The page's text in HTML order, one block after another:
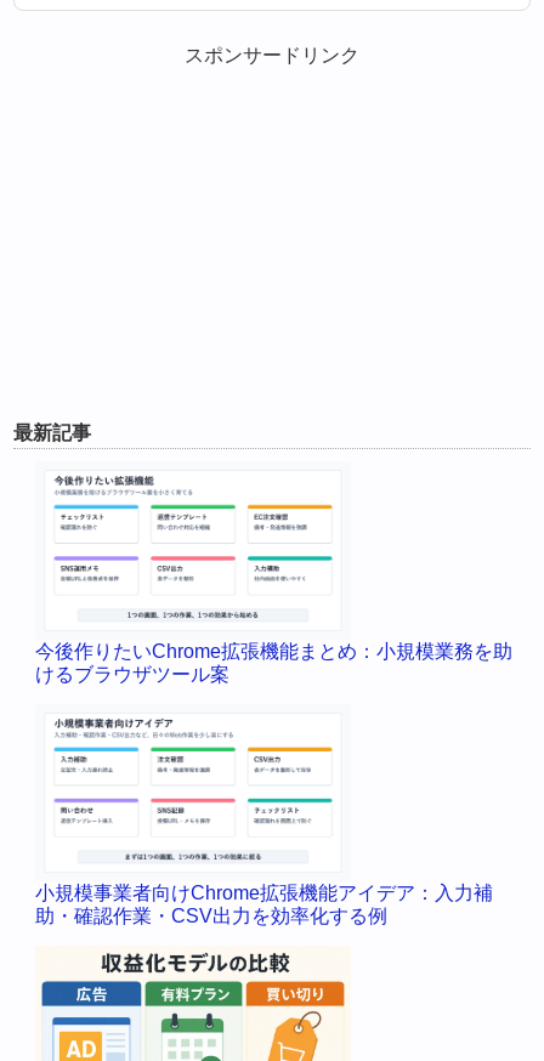
スポンサードリンク
最新記事
今後作りたいChrome拡張機能まとめ：小規模業務を助
けるブラウザツール案
小規模事業者向けChrome拡張機能アイデア：入力補
助・確認作業・CSV出力を効率化する例